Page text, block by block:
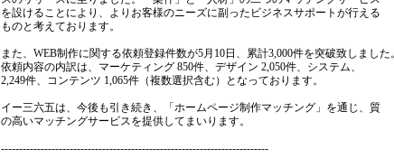
を設けることにより、よりお客様のニーズに副ったビジネスサポートが行える
ものと考えております。
また、WEB制作に関する依頼登録件数が5月10日、累計3,000件を突破致しました。
依頼内容の内訳は、マーケティング 850件、デザイン 2,050件、システム、
2,249件、コンテンツ 1,065件（複数選択含む）となっております。
イー三六五は、今後も引き続き、「ホームページ制作マッチング」を通じ、質
の高いマッチングサービスを提供してまいります。
--------------------------------------------------------------------------